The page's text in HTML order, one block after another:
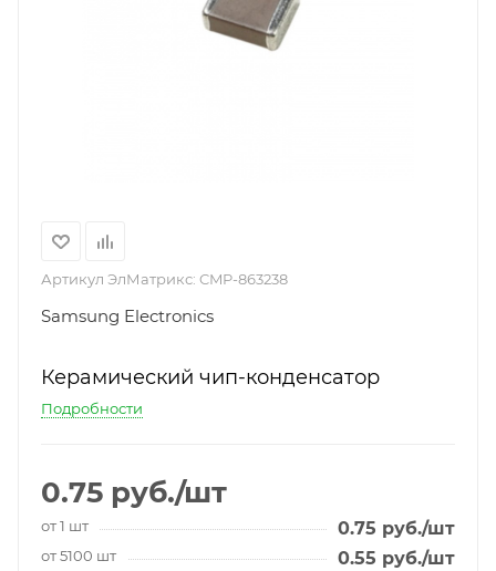
Артикул ЭлМатрикс: CMP-863238
Samsung Electronics
Керамический чип-конденсатор
Подробности
0.75 руб./шт
от 1 шт 0.75 руб./шт
от 5100 шт 0.55 руб./шт